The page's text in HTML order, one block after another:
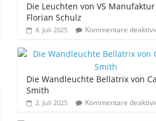
Die Leuchten von VS
Florian Schulz
4. Juli 2025 Kommentare
Die Wandleuchte Bellatrix von
Smith
2. Juli 2025 Kommentare